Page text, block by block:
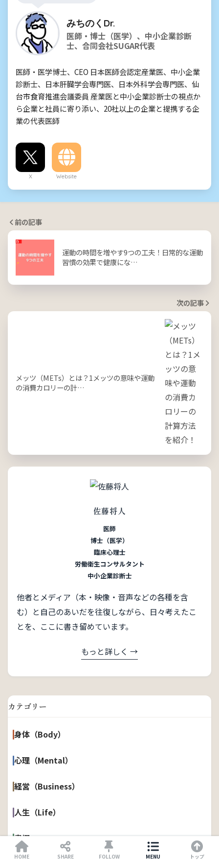
みちのくDr.
医師・博士（医学）、中小企業診断
士、合同会社SUGAR代表
医師・医学博士、CEO 日本医師会認定産業医、中小企業
診断士、日本肝臓学会専門医、日本外科学会専門医、仙
台市食育推進会議委員 産業医と中小企業診断士の視点か
ら企業と社員に寄り添い、20社以上の企業と提携する企
業の代表医師
X Website
前の記事
運動の時間を増やす9つの工夫！日常的な運動
習慣の効果で健康にな…
次の記事
メッツ（METs）とは？1メッツの意味や運動
の消費カロリーの計…
佐藤将人
医師
博士（医学）
臨床心理士
労働衛生コンサルタント
中小企業診断士
他者とメディア（本・映像・音声などの各種を含
む）と自己のあいだを往復しながら、日々考えたこ
とを、ここに書き留めています。
もっと詳しく →
カテゴリー
身体（Body）
心理（Mental）
経営（Business）
人生（Life）
書棚
HOME SHARE FOLLOW MENU トップ